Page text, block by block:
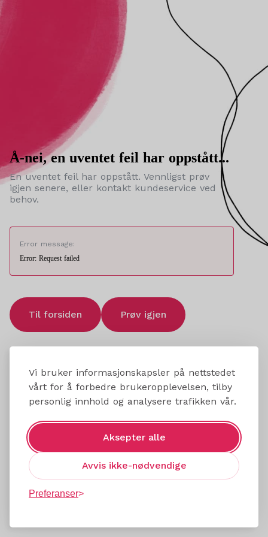
Vi bruker informasjonskapsler på nettstedet
vårt for å forbedre brukeropplevelsen, tilby
personlig innhold og analysere trafikken vår.
Aksepter alle
Avvis ikke-nødvendige
Preferanser
Å-nei, en uventet feil har oppstått...
En uventet feil har oppstått. Vennligst prøv
igjen senere, eller kontakt kundeservice ved
behov.
Error message:
Error: Request failed
Til forsiden Prøv igjen